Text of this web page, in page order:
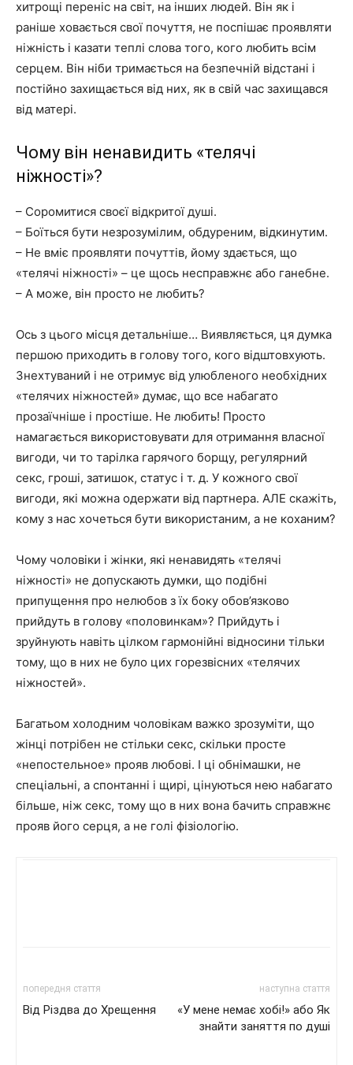
хитрощі переніс на світ, на інших людей. Він як і
раніше ховається свої почуття, не поспішає проявляти
ніжність і казати теплі слова того, кого любить всім
серцем. Він ніби тримається на безпечній відстані і
постійно захищається від них, як в свій час захищався
від матері.
Чому він ненавидить «телячі
ніжності»?
– Соромитися своєї відкритої душі.
– Боїться бути незрозумілим, обдуреним, відкинутим.
– Не вміє проявляти почуттів, йому здається, що
«телячі ніжності» – це щось несправжнє або ганебне.
– А може, він просто не любить?
Ось з цього місця детальніше… Виявляється, ця думка
першою приходить в голову того, кого відштовхують.
Знехтуваний і не отримує від улюбленого необхідних
«телячих ніжностей» думає, що все набагато
прозаїчніше і простіше. Не любить! Просто
намагається використовувати для отримання власної
вигоди, чи то тарілка гарячого борщу, регулярний
секс, гроші, затишок, статус і т. д. У кожного свої
вигоди, які можна одержати від партнера. АЛЕ скажіть,
кому з нас хочеться бути використаним, а не коханим?
Чому чоловіки і жінки, які ненавидять «телячі
ніжності» не допускають думки, що подібні
припущення про нелюбов з їх боку обов’язково
прийдуть в голову «половинкам»? Прийдуть і
зруйнують навіть цілком гармонійні відносини тільки
тому, що в них не було цих горезвісних «телячих
ніжностей».
Багатьом холодним чоловікам важко зрозуміти, що
жінці потрібен не стільки секс, скільки просте
«непостельное» прояв любові. І ці обнімашки, не
спеціальні, а спонтанні і щирі, цінуються нею набагато
більше, ніж секс, тому що в них вона бачить справжнє
прояв його серця, а не голі фізіологію.
попередня стаття
Від Різдва до Хрещення
наступна стаття
«У мене немає хобі!» або Як
знайти заняття по душі